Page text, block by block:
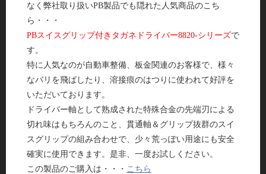
なく弊社取り扱いPB製品でも隠れた人気商品のこち
ら・・・
PBスイスグリップ付きタガネドライバー8820-シリーズで
す。
特に人気なのが自動車整備、板金関連のお客様で、様々
なバリを飛ばしたり、溶接痕のはつりに使われて好評を
いただいております。
ドライバー軸として熟成された特殊合金の先端刃による
切れ味はもちろんのこと、貫通軸＆グリップ抜群のスイ
スグリップの組み合わせで、少々荒っぽい用途にも安全
確実に使用できます。是非、一度お試しください。
この製品のご購入は・・・ こちら